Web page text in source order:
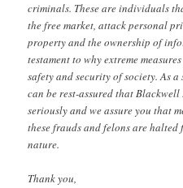
criminals. These are individuals
the free market, attack personal
property and the ownership of
testament to why extreme
safety and security of society. As
can be rest-assured that
seriously and we assure you that
these frauds and felons are
nature.
Thank you,